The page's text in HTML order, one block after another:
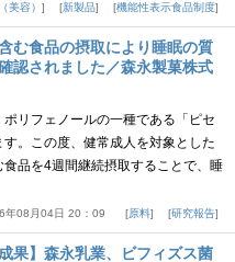
美容） 新製品 機能性表示食品制度
む食品の摂取により睡眠の質
認されました／森永製菓株式
リフェノールの一種である「ピセ
。この度、健常成人を対象とした
品を4週間継続摂取することで、睡
年08月04日 20：09 原料 研究報告
果】森永乳業、ビフィズス菌